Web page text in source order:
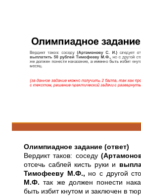
Олимпиадное задание (ответ)
Вердикт таков: соседу
отсечь саблей кисть руки и
Тимофееву М.Ф., но с другой
М.Ф.так же должен понести
быть избит кнутом и заключен в